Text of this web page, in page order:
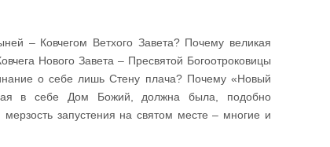
– Ковчегом Ветхого Завета? Почему великая
Нового Завета – Пресвятой Богоотроковицы
о себе лишь Стену плача? Почему «Новый
в себе Дом Божий, должна была, подобно
запустения на святом месте – многие и